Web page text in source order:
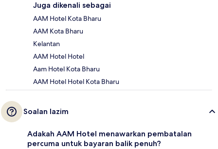
Juga dikenali sebagai
AAM Hotel Kota Bharu
AAM Kota Bharu
Kelantan
AAM Hotel Hotel
Aam Hotel Kota Bharu
AAM Hotel Hotel Kota Bharu
Soalan lazim
Adakah AAM Hotel menawarkan pembatalan
percuma untuk bayaran balik penuh?